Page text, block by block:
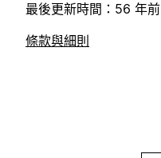
最後更新時間：56 年前
條款與細則